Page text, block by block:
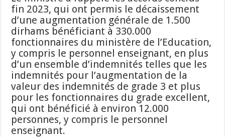
fin 2023, qui ont permis le décaissement
d’une augmentation générale de 1.500
dirhams bénéficiant à 330.000
fonctionnaires du ministère de l’Education,
y compris le personnel enseignant, en plus
d’un ensemble d’indemnités telles que les
indemnités pour l’augmentation de la
valeur des indemnités de grade 3 et plus
pour les fonctionnaires du grade excellent,
qui ont bénéficié à environ 12.000
personnes, y compris le personnel
enseignant.